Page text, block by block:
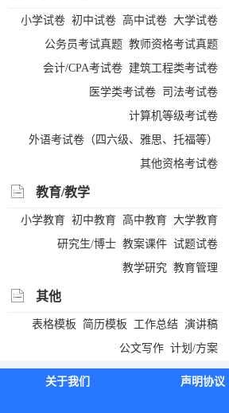
小学试卷 初中试卷 高中试卷 大学试卷
公务员考试真题 教师资格考试真题
会计/CPA考试卷 建筑工程类考试卷
医学类考试卷 司法考试卷
计算机等级考试卷
外语考试卷（四六级、雅思、托福等）
其他资格考试卷
教育/教学
小学教育 初中教育 高中教育 大学教育
研究生/博士 教案课件 试题试卷
教学研究 教育管理
其他
表格模板 简历模板 工作总结 演讲稿
公文写作 计划/方案
关于我们 声明协议